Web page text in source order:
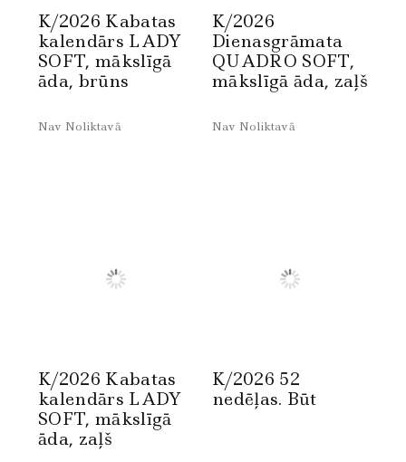
K/2026 Kabatas
kalendārs LADY
SOFT, mākslīgā
āda, brūns
Nav Noliktavā
K/2026
Dienasgrāmata
QUADRO SOFT,
mākslīgā āda, zaļš
Nav Noliktavā
K/2026 Kabatas
kalendārs LADY
SOFT, mākslīgā
āda, zaļš
K/2026 52
nedēļas. Būt